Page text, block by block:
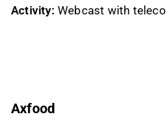
Activity: Webcast with
Axfood